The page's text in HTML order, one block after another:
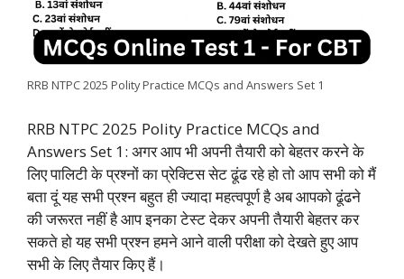
RRB NTPC 2025 Polity Practice MCQs and Answers Set 1
RRB NTPC 2025 Polity Practice MCQs and
Answers Set 1: अगर आप भी अपनी तैयारी को बेहतर करने के
लिए पालिटी के प्रश्नों का प्रेक्टिस सेट ढूंढ रहे हो तो आप सभी को मैं
बता दूं यह सभी प्रश्न बहुत ही ज्यादा महत्वपूर्ण है अब आपको ढूंढने
की जरूरत नहीं है आप इनका टेस्ट देकर अपनी तैयारी बेहतर कर
सकते हो यह सभी प्रश्न हमने आने वाली परीक्षा को देखते हुए आप
सभी के लिए तैयार किए हैं।